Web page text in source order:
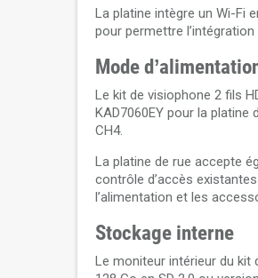
La platine intègre un Wi-Fi
pour permettre
Mode
Le kit de visiophone 2 fils
KAD7060EY pour la
CH4.
La platine de rue accepte
contrôle d’accès
l’alimentation et les
Stockage interne
Le moniteur intérieur du kit